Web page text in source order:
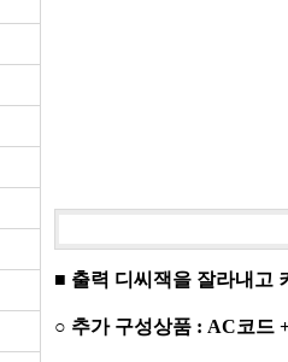
■ 출력 디씨잭을 잘라내고
○ 추가 구성상품 : AC코드